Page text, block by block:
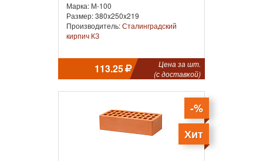
Марка: М-100
Размер: 380x250x219
Производитель:Сталинградский
кирпич КЗ
113.25
Цена за шт.
(с доставкой)
-%
Хит